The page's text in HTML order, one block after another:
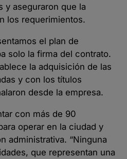
y aseguraron que la
los requerimientos.
el plan de
solo la firma del contrato.
la adquisición de las
y con los títulos
desde la empresa.
con más de 90
operar en la ciudad y
administrativa. “Ninguna
que representan una